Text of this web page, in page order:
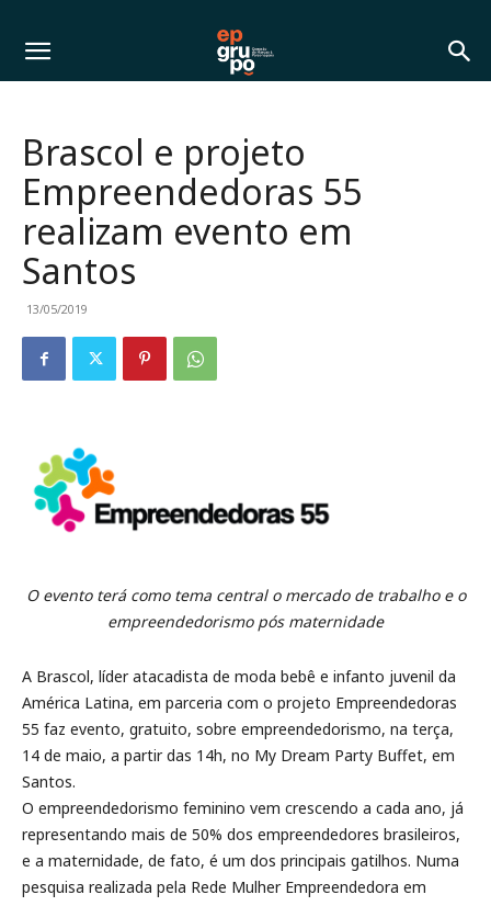
Brascol e projeto
Empreendedoras 55
realizam evento em
Santos
13/05/2019
O evento terá como tema central o mercado de trabalho e o
empreendedorismo pós maternidade
A Brascol, líder atacadista de moda bebê e infanto juvenil da
América Latina, em parceria com o projeto Empreendedoras
55 faz evento, gratuito, sobre empreendedorismo, na terça,
14 de maio, a partir das 14h, no My Dream Party Buffet, em
Santos.
O empreendedorismo feminino vem crescendo a cada ano, já
representando mais de 50% dos empreendedores brasileiros,
e a maternidade, de fato, é um dos principais gatilhos. Numa
pesquisa realizada pela Rede Mulher Empreendedora em